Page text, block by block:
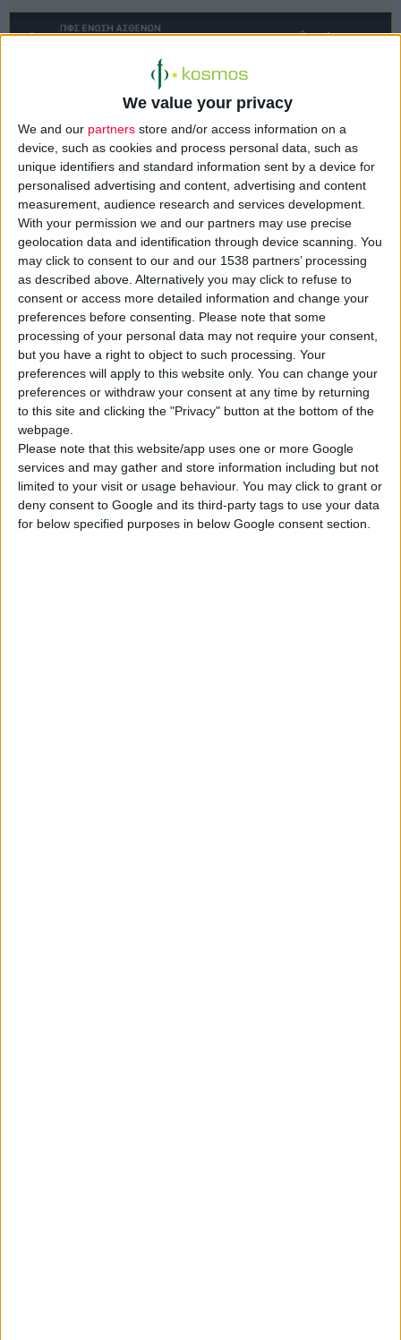
We value your privacy
We and our partners store and/or access information on a
device, such as cookies and process personal data, such as
unique identifiers and standard information sent by a device for
personalised advertising and content, advertising and content
measurement, audience research and services development.
With your permission we and our partners may use precise
geolocation data and identification through device scanning. You
may click to consent to our and our 1538 partners’ processing
as described above. Alternatively you may click to refuse to
consent or access more detailed information and change your
preferences before consenting.
Please note that some
processing of your personal data may not require your consent,
but you have a right to object to such processing. Your
preferences will apply to this website only. You can change your
preferences or withdraw your consent at any time by returning
to this site and clicking the "Privacy" button at the bottom of the
webpage.
Please note that this website/app uses one or more Google
services and may gather and store information including but not
limited to your visit or usage behaviour. You may click to grant or
deny consent to Google and its third-party tags to use your data
for below specified purposes in below Google consent section.
Τηλεδιάσκεψη με τηνΈνωση Ασθενών Ελλάδας
πραγματοποίησε το Δ.Σ. τουΠΦΣστο πλαίσιο της ενίσχυσης
της συνεργασίας των δύο φορέων σε θέματα όπως η δημόσια
υγεία, η ενημέρωση και εκπαίδευση ασθενών/φροντιστών και η
ασφαλής και ορθολογική χρήση φαρμάκων.
Επιβεβαιώθηκε η κοινή βούληση για την ανάπτυξη
συντονισμένωνδράσεων με επίκεντρο τον ασθενή, τη
διαχείριση της νόσου, τη βελτίωση της ποιότητας ζωής, την
ενίσχυση της πρόληψης και της προαγωγής υγείας καθώς και
την υποστήριξη της προσήλωσης στη φαρμακευτική αγωγή.
Συμφωνήθηκε η συγκρότησηομάδας εργασίαςγια τη
συνδιοργάνωση στοχευμένων εκδηλώσεων και δράσεων με